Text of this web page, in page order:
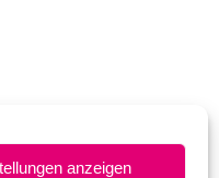
anzeigen